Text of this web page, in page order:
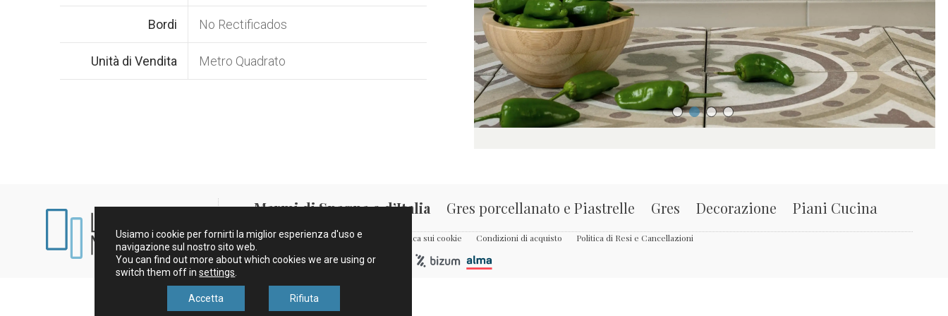
Bordi No Rectificados
Unità di Vendita Metro Quadrato
Marmi di Spagna e d’Italia Gres porcellanato e Piastrelle Gres Decorazione Piani Cucina
Aviso Legale e Condizioni d’Uso Politica sui cookie Condizioni di acquisto Politica di Resi e Cancellazioni
Usiamo i cookie per fornirti la miglior esperienza d'uso e
navigazione sul nostro sito web.
You can find out more about which cookies we are using or
switch them off insettings
Accetta Rifiuta